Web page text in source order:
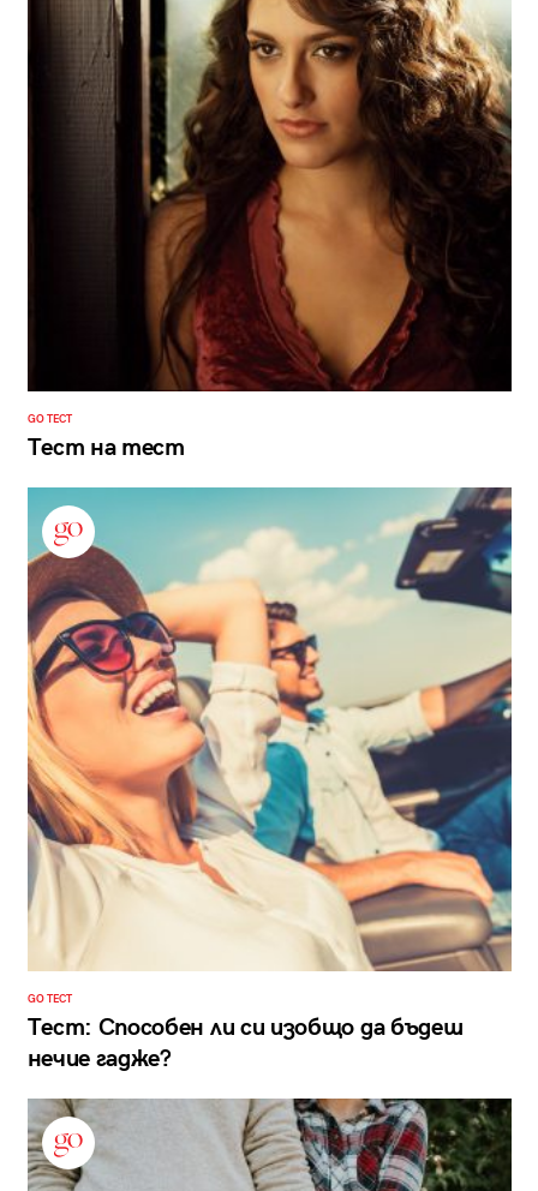
GO ТЕСТ
Тест на тест
GO ТЕСТ
Тест: Способен ли си изобщо да бъдеш
нечие гадже?